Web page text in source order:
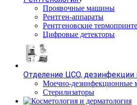
Проявочные машины
Рентген-аппараты
Рентгеновские
Цифровые детекторы
Отделение ЦСО, дезинфекции
Моечно-дезинфекционные
Стерилизаторы